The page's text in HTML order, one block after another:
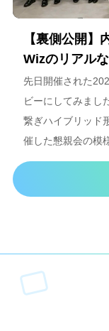
【裏側公開】
Wizのリアル
先日開催された
ビーにしてみまし
繋ぎハイブリッド
催した懇親会の模
ださいね＾＾